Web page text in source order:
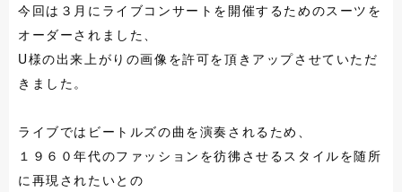
今回は３月にライブコンサートを開催するためのスーツを
オーダーされました、
U様の出来上がりの画像を許可を頂きアップさせていただ
きました。
ライブではビートルズの曲を演奏されるため、
１９６０年代のファッションを彷彿させるスタイルを随所
に再現されたいとの